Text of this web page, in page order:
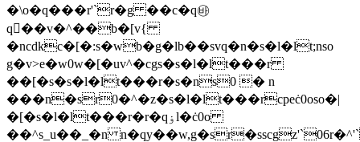
�\o�q���r'`r�g ��c�q㉳
q��v�^��b�[v{
�ncdkc�[�:s�wb�g�lb��svq�n�s�l�lt;nso
g�v>e�w0w�[�uv^�cgs�s�l�lt���r
��[�s�s�l�lt���r�s�ns0 � n
���n�sr0�^�z�s�l�lt���rcpeċ0oso�|
�[�s�l�lt���r�r�qۏl�ċ0o
��^s_u��_�n